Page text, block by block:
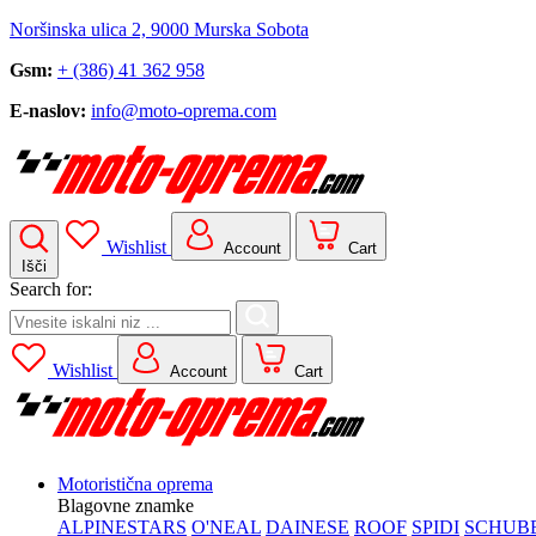
Noršinska ulica 2, 9000 Murska Sobota
Gsm: + (386) 41 362 958
E-naslov: info@moto-oprema.com
Išči
Wishlist Account Cart
Search for:
Wishlist Account Cart
Motoristična oprema
Blagovne znamke
ALPINESTARS O'NEAL DAINESE ROOF SPIDI